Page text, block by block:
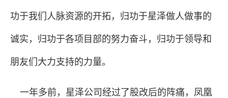
功于我们人脉资源的开拓，归功于星泽做人做事的
诚实，归功于各项目部的努力奋斗，归功于领导和
朋友们大力支持的力量。
一年多前，星泽公司经过了股改后的阵痛，凤凰